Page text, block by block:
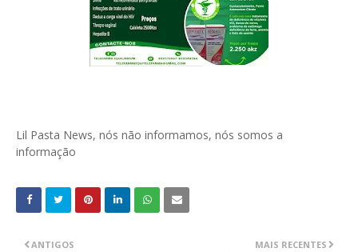
Lil Pasta News, nós não informamos, nós somos a
informação
MAIS RECENTES
ANTIGOS